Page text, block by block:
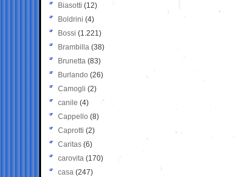
Biasotti (12)
Boldrini (4)
Bossi (1.221)
Brambilla (38)
Brunetta (83)
Burlando (26)
Camogli (2)
canile (4)
Cappello (8)
Caprotti (2)
Caritas (6)
carovita (170)
casa (247)